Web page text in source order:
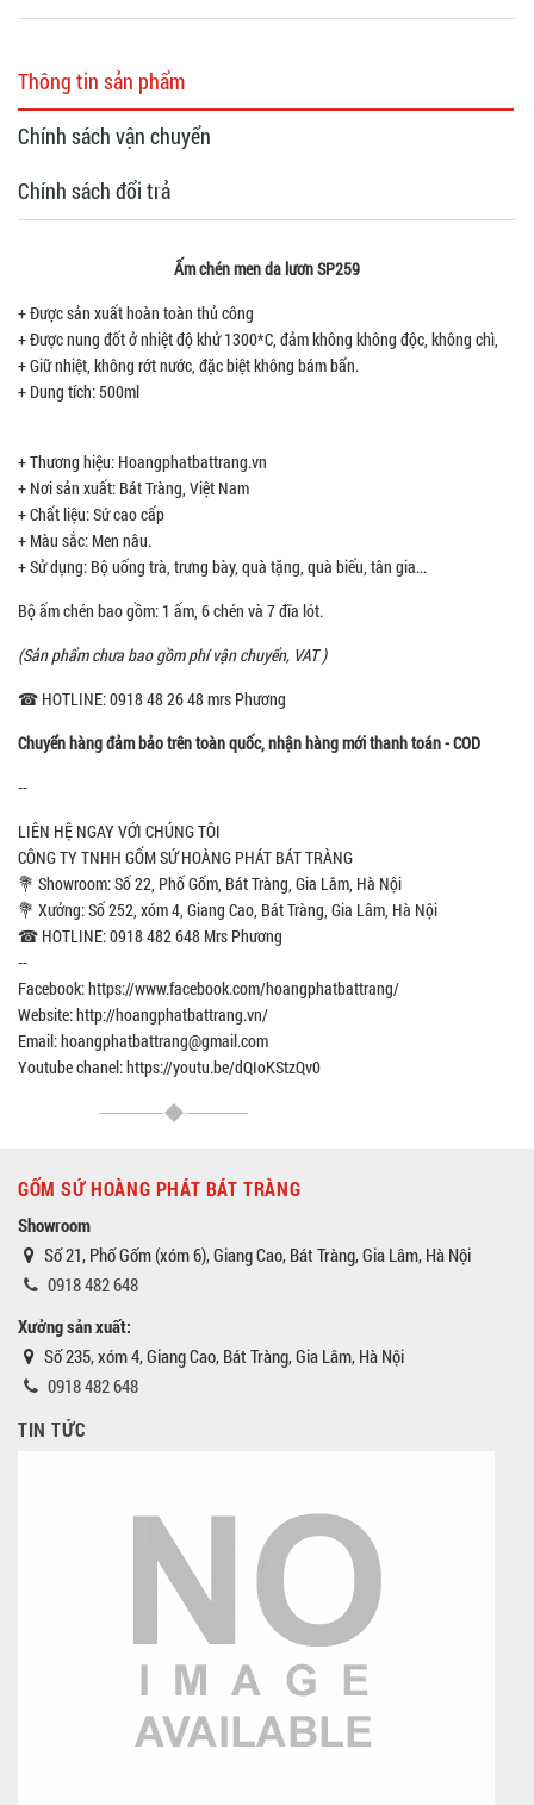
Thông tin sản phẩm
Chính sách vận chuyển
Chính sách đổi trả
Ấm chén men da lươn SP259
+ Được sản xuất hoàn toàn thủ công
+ Được nung đốt ở nhiệt độ khử 1300*C, đảm không không độc, không chì,
+ Giữ nhiệt, không rớt nước, đặc biệt không bám bẩn.
+ Dung tích: 500ml
+ Thương hiệu: Hoangphatbattrang.vn
+ Nơi sản xuất: Bát Tràng, Việt Nam
+ Chất liệu: Sứ cao cấp
+ Màu sắc: Men nâu.
+ Sử dụng: Bộ uống trà, trưng bày, quà tặng, quà biếu, tân gia...
Bộ ấm chén bao gồm: 1 ấm, 6 chén và 7 đĩa lót.
(Sản phẩm chưa bao gồm phí vận chuyển, VAT )
☎ HOTLINE: 0918 48 26 48 mrs Phương
Chuyển hàng đảm bảo trên toàn quốc, nhận hàng mới thanh toán - COD
--
LIÊN HỆ NGAY VỚI CHÚNG TÔI
CÔNG TY TNHH GỐM SỨ HOÀNG PHÁT BÁT TRÀNG
💐 Showroom: Số 22, Phố Gốm, Bát Tràng, Gia Lâm, Hà Nội
💐 Xưởng: Số 252, xóm 4, Giang Cao, Bát Tràng, Gia Lâm, Hà Nội
☎ HOTLINE: 0918 482 648 Mrs Phương
--
Facebook: https://www.facebook.com/hoangphatbattrang/
Website: http://hoangphatbattrang.vn/
Email: hoangphatbattrang@gmail.com
Youtube chanel: https://youtu.be/dQIoKStzQv0
GỐM SỨ HOÀNG PHÁT BÁT TRÀNG
Showroom
Số 21, Phố Gốm (xóm 6), Giang Cao, Bát Tràng, Gia Lâm, Hà Nội
0918 482 648
Xưởng sản xuất:
Số 235, xóm 4, Giang Cao, Bát Tràng, Gia Lâm, Hà Nội
0918 482 648
TIN TỨC